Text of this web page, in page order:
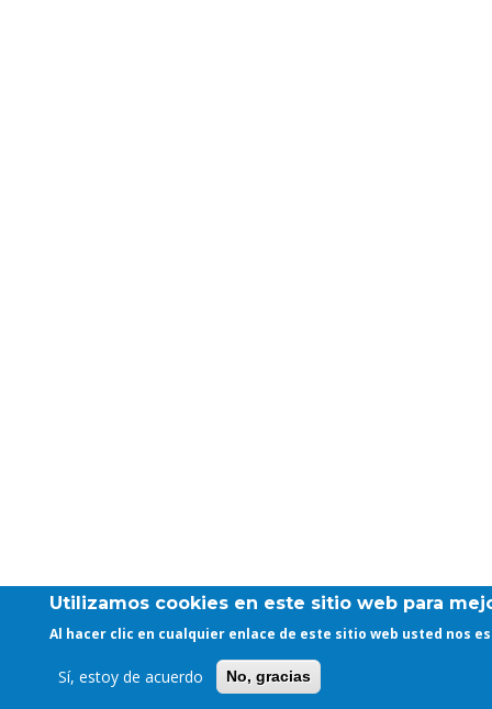
Utilizamos cookies en este sitio web para
Al hacer clic en cualquier enlace de este sitio web usted nos
Sí, estoy de acuerdo No, gracias